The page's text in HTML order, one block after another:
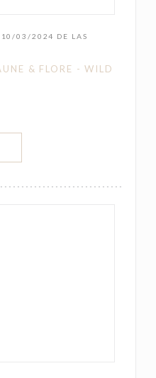
03/2024 DE LAS
& FLORE - WILD